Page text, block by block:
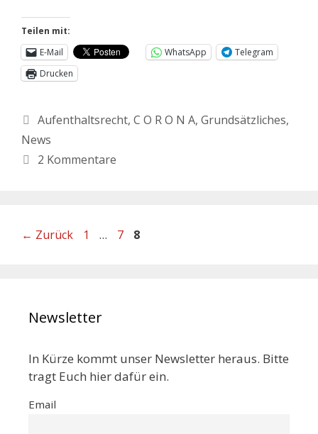
Teilen mit:
E-Mail
WhatsApp
Telegram
Drucken
Aufenthaltsrecht, C O R O N A, Grundsätzliches,
News
2 Kommentare
← Zurück 1 … 7 8
Newsletter
In Kürze kommt unser Newsletter heraus. Bitte
tragt Euch hier dafür ein.
Email